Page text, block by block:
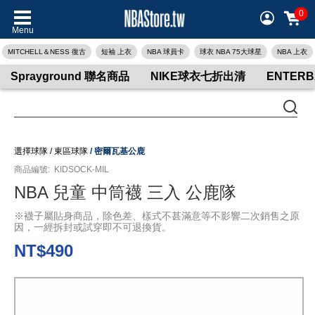
Menu
0
MITCHELL＆NESS 復古 短袖 上衣 NBA 球員卡 球衣 NBA 75大球星 NBA 上衣
Sprayground 聯名商品 NIKE球衣七折出清
選擇球隊 /東區球隊 /密爾瓦基公鹿
商品編號: KIDSOCK-MIL
NBA 兒童 中筒襪 三入 公鹿隊
※襪子屬貼身商品，除色差、樣式不甚滿意等不影響二次銷售之原
因，一經拆封或試穿即不可退換貨。
NT$490